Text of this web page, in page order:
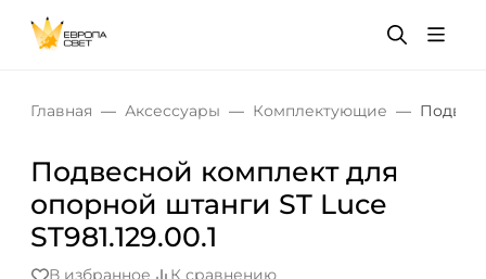
Главная Аксессуары Комплектующие
Подвесной комплект для
опорной штанги ST Luce
ST981.129.00.1
В избранное К сравнению